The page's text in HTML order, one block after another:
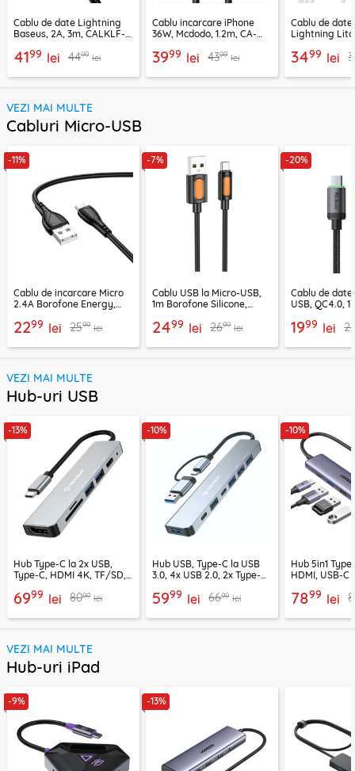
Cablu de date Lightning
Baseus, 2A, 3m, CALKLF-
4199 lei 4499 lei
Cablu incarcare iPhone
36W, Mcdodo, 1.2m, CA-
3999 lei 4399 lei
Cablu de date
Lightning
3499 lei
VEZI MAI MULTE
Cabluri Micro-USB
-11%
Cablu de incarcare Micro
2.4A Borofone Energy,
2299 lei 2599 lei
-7%
Cablu USB la Micro-USB,
1m Borofone Silicone,
2499 lei 2699 lei
-20%
Cablu de
USB, QC4.0,
1999 lei
VEZI MAI MULTE
Hub-uri USB
-13%
Hub Type-C la 2x USB,
Type-C, HDMI 4K, TF/SD,
6999 lei 8099 lei
-10%
Hub USB, Type-C la USB
3.0, 4x USB 2.0, 2x Type-C
5999 lei 6699 lei
-10%
Hub 5in1
HDMI, USB-C
7899 lei
VEZI MAI MULTE
Hub-uri iPad
-9% -13%